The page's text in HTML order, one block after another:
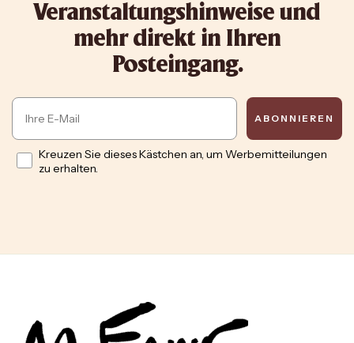
Veranstaltungshinweise und
mehr direkt in Ihren
Posteingang.
Email
ABONNIEREN
Opt inKreuzen Sie dieses Kästchen an, um Werbemitteilungen
zu erhalten.